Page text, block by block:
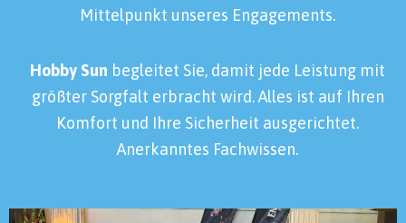
Mittelpunkt unseres Engagements.
Hobby Sun begleitet Sie, damit jede Leistung mit
größter Sorgfalt erbracht wird. Alles ist auf Ihren
Komfort und Ihre Sicherheit ausgerichtet.
Anerkanntes Fachwissen.